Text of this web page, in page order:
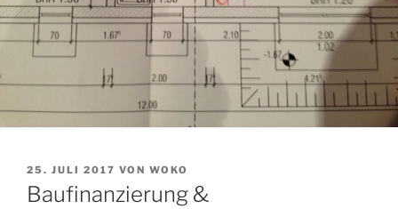
VERÖFFENTLICHT
AM
25. JULI 2017 VON WOKO
Baufinanzierung &